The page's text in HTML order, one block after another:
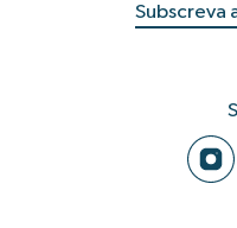
Subscreva